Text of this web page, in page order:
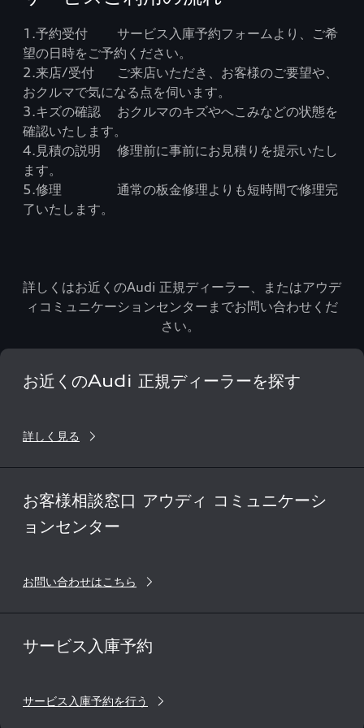
1.予約受付 サービス入庫予約フォームより、ご希
望の日時をご予約ください。
2.来店/受付 ご来店いただき、お客様のご要望や、
おクルマで気になる点を伺います。
3.キズの確認 おクルマのキズやへこみなどの状態を
確認いたします。
4.見積の説明 修理前に事前にお見積りを提示いたし
ます。
5.修理 通常の板金修理よりも短時間で修理完
了いたします。
詳しくはお近くのAudi 正規ディーラー、またはアウデ
ィコミュニケーションセンターまでお問い合わせくだ
さい。
お近くのAudi 正規ディーラーを探す
詳しく見る
お客様相談窓口 アウディ コミュニケーシ
ョンセンター
お問い合わせはこちら
サービス入庫予約
サービス入庫予約を行う